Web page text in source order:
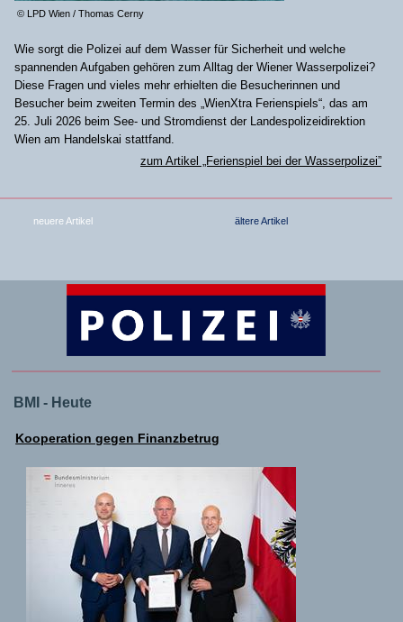
© LPD Wien / Thomas Cerny
Wie sorgt die Polizei auf dem Wasser für Sicherheit und welche
spannenden Aufgaben gehören zum Alltag der Wiener Wasserpolizei?
Diese Fragen und vieles mehr erhielten die Besucherinnen und
Besucher beim zweiten Termin des „WienXtra Ferienspiels“, das am
25. Juli 2026 beim See- und Stromdienst der Landespolizeidirektion
Wien am Handelskai stattfand.
zum Artikel „Ferienspiel bei der Wasserpolizei”
neuere Artikel ältere Artikel
BMI - Heute
Kooperation gegen Finanzbetrug